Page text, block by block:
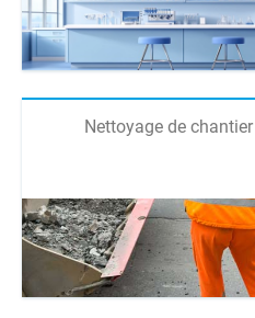
Nettoyage de